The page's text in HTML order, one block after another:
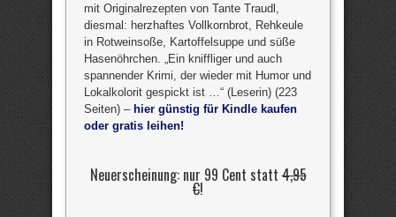
mit Originalrezepten von Tante Traudl,
diesmal: herzhaftes Vollkornbrot, Rehkeule
in Rotweinsoße, Kartoffelsuppe und süße
Hasenöhrchen. „Ein kniffliger und auch
spannender Krimi, der wieder mit Humor und
Lokalkolorit gespickt ist …“ (Leserin) (223
Seiten) – hier günstig für Kindle kaufen
oder gratis leihen!
Neuerscheinung: nur 99 Cent statt4,95
€!